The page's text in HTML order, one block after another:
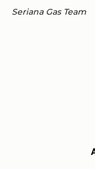
Seriana Gas Team